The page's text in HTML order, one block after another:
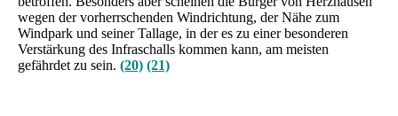
wegen der vorherrschenden Windrichtung, der Nähe zum
Windpark und seiner Tallage, in der es zu einer besonderen
Verstärkung des Infraschalls kommen kann, am meisten
gefährdet zu sein. (20) (21)